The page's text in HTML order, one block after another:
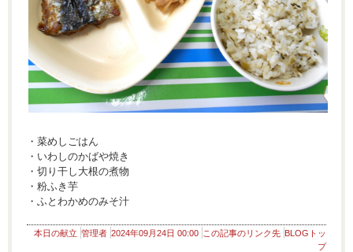
・菜めしごはん
・いわしのかばや焼き
・切り干し大根の煮物
・粉ふき芋
・ふとわかめのみそ汁
本日の献立 管理者 2024年09月24日 00:00 この記事のリンク先 BLOGトッ
プ